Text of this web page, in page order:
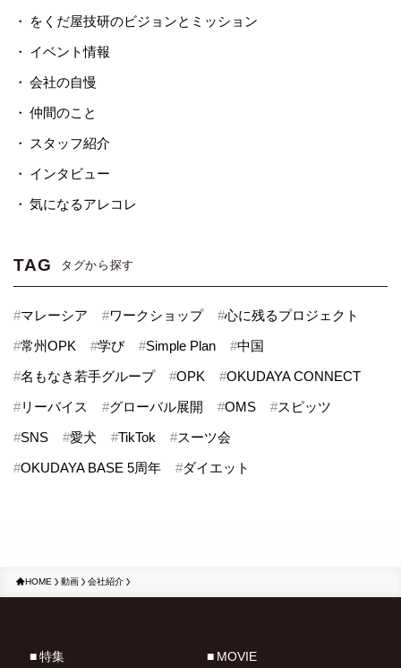
をくだ屋技研のビジョンとミッション
イベント情報
会社の自慢
仲間のこと
スタッフ紹介
インタビュー
気になるアレコレ
TAG タグから探す
#マレーシア #ワークショップ #心に残るプロジェクト
#常州OPK #学び #Simple Plan #中国
#名もなき若手グループ #OPK #OKUDAYA CONNECT
#リーバイス #グローバル展開 #OMS #スピッツ
#SNS #愛犬 #TikTok #スーツ会
#OKUDAYA BASE 5周年 #ダイエット
HOME 動画 会社紹介
特集 MOVIE